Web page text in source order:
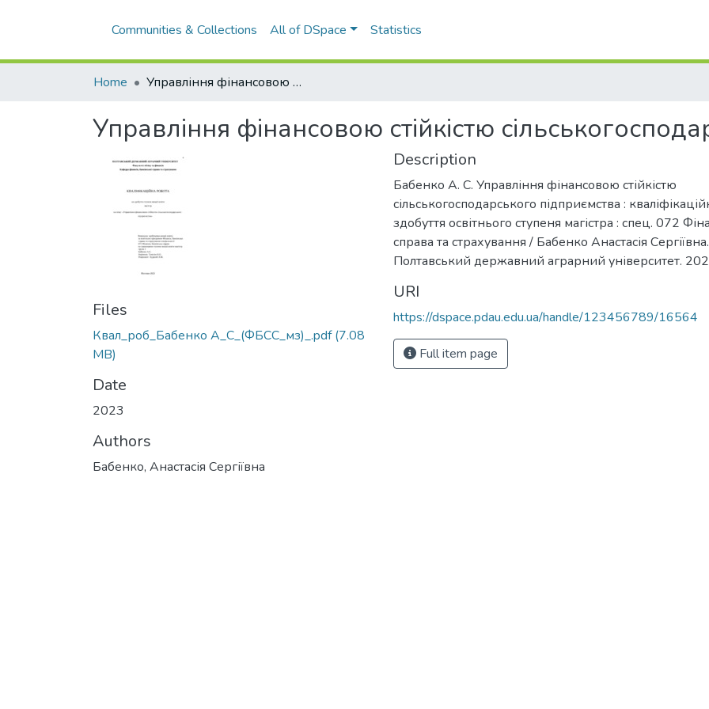
Communities & Collections All of DSpace Statistics
Home Управління фінансовою стійкістю сільськогосподарського підприємства
Управління фінансовою стійкістю
Files
Квал_роб_Бабенко А_С_(ФБСС_мз)_.pdf(7.08
MB)
Date
2023
Authors
Бабенко, Анастасія Сергіївна
Description
Бабенко А. С. Управління фінансовою стійкістю
сільськогосподарського підприємства :
здобуття освітнього ступеня магістра : спец. 072
справа та страхування / Бабенко Анастасія
Полтавський державний аграрний університет.
URI
https://dspace.pdau.edu.ua/handle/123456789/16564
Full item page